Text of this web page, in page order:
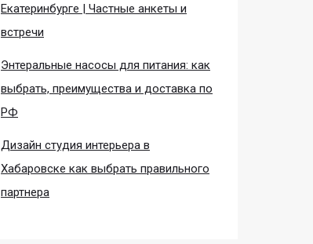
Екатеринбурге | Частные анкеты и
встречи
Энтеральные насосы для питания: как
выбрать, преимущества и доставка по
РФ
Дизайн студия интерьера в
Хабаровске как выбрать правильного
партнера